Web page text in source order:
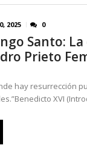
2025 0
Santo:
Prieto
hay resurrección
XVI